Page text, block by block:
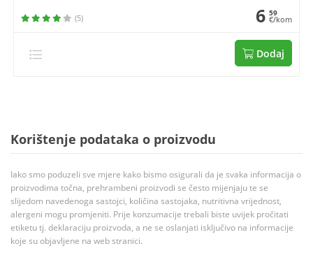
(5) 6 59
€/kom
Dodaj
Korištenje podataka o proizvodu
Iako smo poduzeli sve mjere kako bismo osigurali da je svaka informacija o
proizvodima točna, prehrambeni proizvodi se često mijenjaju te se
slijedom navedenoga sastojci, količina sastojaka, nutritivna vrijednost,
alergeni mogu promjeniti. Prije konzumacije trebali biste uvijek pročitati
etiketu tj. deklaraciju proizvoda, a ne se oslanjati isključivo na informacije
koje su objavljene na web stranici.